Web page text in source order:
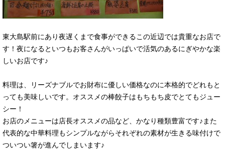
東大島駅前にあり夜遅くまで食事ができるこの近辺では貴重なお店で
す！夜になるといつもお客さんがいっぱいで活気のあるにぎやかな楽
しいお店です♪
料理は、リーズナブルでお財布に優しい価格なのに本格的でどれもと
っても美味しいです。オススメの棒餃子はもちもち皮でとてもジュー
シー！
お店のメニューは店長オススメの品など、かなり種類豊富です♪また
代表的な中華料理もシンプルながらそれぞれの素材が生きる味付けで
ついつい箸が進んでしまいます♪